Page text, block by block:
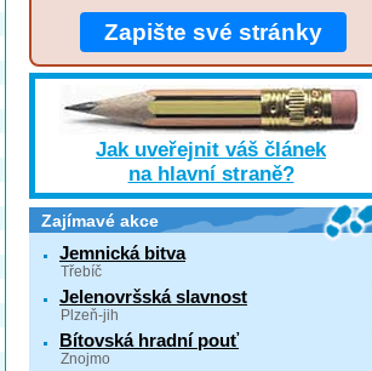
Zapište své stránky
Jak uveřejnit váš článek
na hlavní straně?
Zajímavé akce
Jemnická bitva
Třebíč
Jelenovršská slavnost
Plzeň-jih
Bítovská hradní pouť
Znojmo